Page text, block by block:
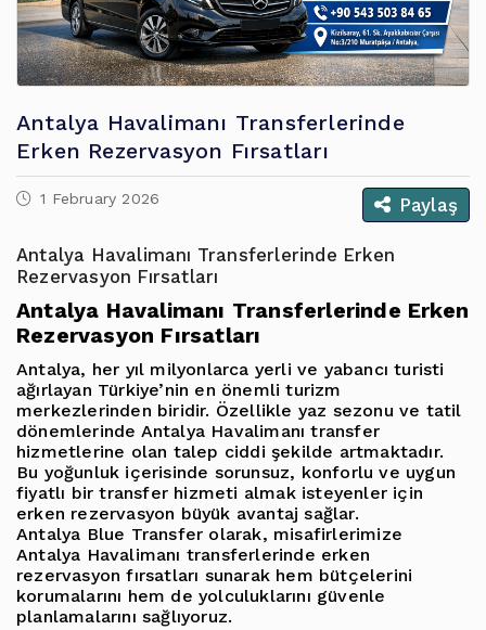
Antalya Havalimanı Transferlerinde
Erken Rezervasyon Fırsatları
1 February 2026 Paylaş
Antalya Havalimanı Transferlerinde Erken
Rezervasyon Fırsatları
Antalya Havalimanı Transferlerinde Erken
Rezervasyon Fırsatları
Antalya, her yıl milyonlarca yerli ve yabancı turisti
ağırlayan Türkiye’nin en önemli turizm
merkezlerinden biridir. Özellikle yaz sezonu ve tatil
dönemlerinde Antalya Havalimanı transfer
hizmetlerine olan talep ciddi şekilde artmaktadır.
Bu yoğunluk içerisinde sorunsuz, konforlu ve uygun
fiyatlı bir transfer hizmeti almak isteyenler için
erken rezervasyon büyük avantaj sağlar.
Antalya Blue Transfer olarak, misafirlerimize
Antalya Havalimanı transferlerinde erken
rezervasyon fırsatları sunarak hem bütçelerini
korumalarını hem de yolculuklarını güvenle
planlamalarını sağlıyoruz.